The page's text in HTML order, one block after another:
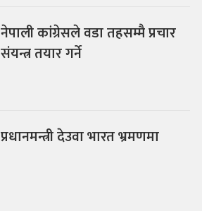
नेपाली कांग्रेसले वडा तहसम्मै प्रचार
संयन्त्र तयार गर्ने
प्रधानमन्त्री देउवा भारत भ्रमणमा